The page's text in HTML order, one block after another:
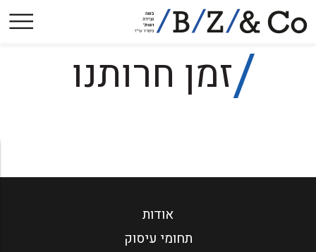
תחומי עיסוק
הישגים בולטים
פרסומים
צרו קשר
זמן חרותנו
אודות
תחומי עיסוק